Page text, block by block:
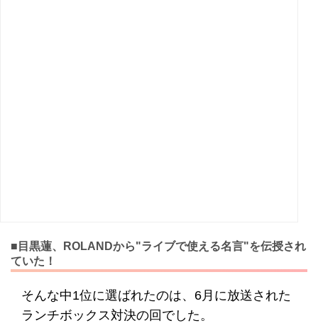
■目黒蓮、ROLANDから"ライブで使える名言"を伝授され
ていた！
そんな中1位に選ばれたのは、6月に放送された
ランチボックス対決の回でした。